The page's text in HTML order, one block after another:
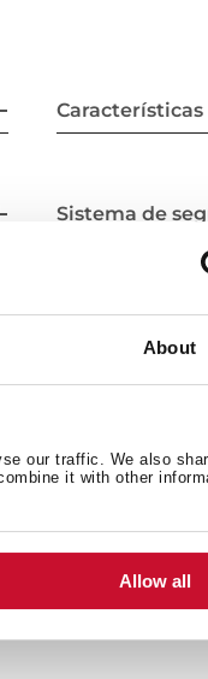
About
our traffic. We also
it with other
Allow all
Sistema de